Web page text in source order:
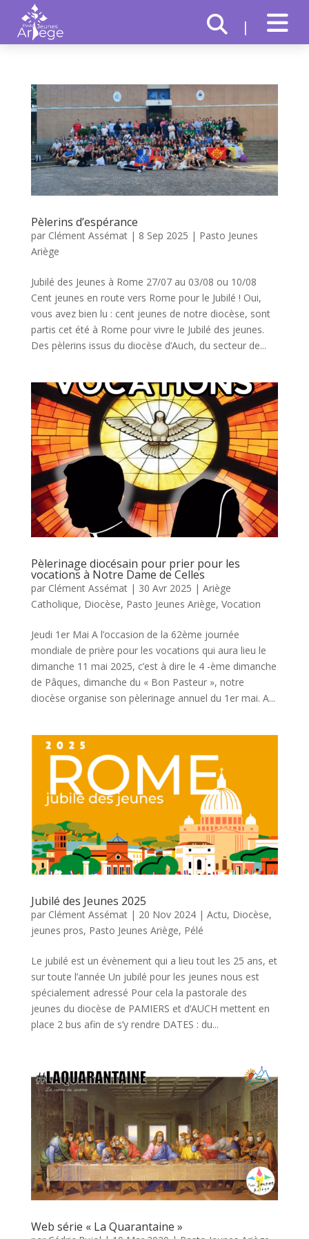
|
Pèlerins d’espérance
par Clément Assémat| 8 Sep 2025 | Pasto Jeunes
Ariège
Jubilé des Jeunes à Rome 27/07 au 03/08 ou 10/08
Cent jeunes en route vers Rome pour le Jubilé ! Oui,
vous avez bien lu : cent jeunes de notre diocèse, sont
partis cet été à Rome pour vivre le Jubilé des jeunes.
Des pèlerins issus du diocèse d’Auch, du secteur de...
Pèlerinage diocésain pour prier pour les
vocations à Notre Dame de Celles
par Clément Assémat| 30 Avr 2025 | Ariège
Catholique, Diocèse, Pasto Jeunes Ariège, Vocation
Jeudi 1er Mai A l’occasion de la 62ème journée
mondiale de prière pour les vocations qui aura lieu le
dimanche 11 mai 2025, c’est à dire le 4 -ème dimanche
de Pâques, dimanche du « Bon Pasteur », notre
diocèse organise son pèlerinage annuel du 1er mai. A...
Jubilé des Jeunes 2025
par Clément Assémat| 20 Nov 2024| Actu, Diocèse,
jeunes pros, Pasto Jeunes Ariège, Pélé
Le jubilé est un évènement qui a lieu tout les 25 ans, et
sur toute l’année Un jubilé pour les jeunes nous est
spécialement adressé Pour cela la pastorale des
jeunes du diocèse de PAMIERS et d’AUCH mettent en
place 2 bus afin de s’y rendre DATES : du...
Web série « La Quarantaine »